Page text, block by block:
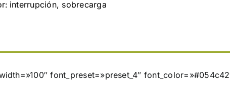
interrupción, sobrecarga
font_preset=»preset_4″